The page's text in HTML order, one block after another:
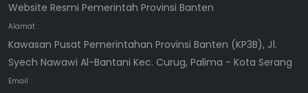
Website Resmi Pemerintah Provinsi Banten
Alamat :
Kawasan Pusat Pemerintahan Provinsi Banten (KP3B), Jl.
Syech Nawawi Al-Bantani Kec. Curug, Palima - Kota Serang
Email :